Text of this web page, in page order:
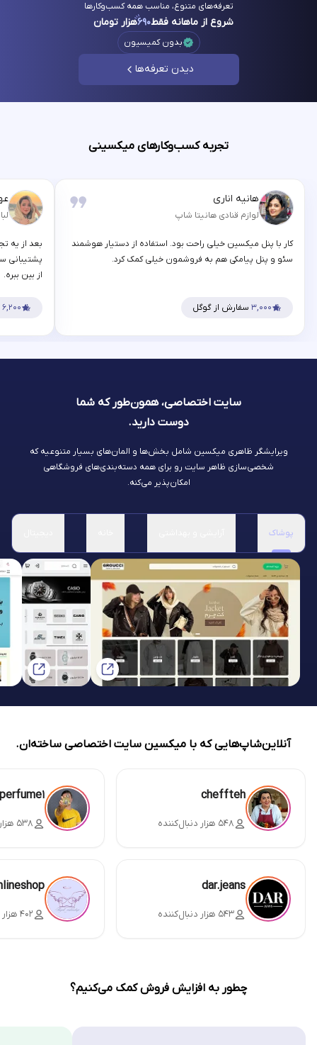
تعرفه‌های متنوع، مناسب همه کسب‌وکارها
شروع از ماهانه فقط۶۹۰هزار تومان
بدون کمیسیون
دیدن تعرفه‌ها
تجربه کسب‌وکارهای میکسینی
هانیه اناری
لوازم قنادی هانیتا شاپ
کار با پنل میکسین خیلی راحت بود. استفاده از دستیار هوشمند
سئو و پنل پیامکی هم به فروشمون خیلی کمک کرد.
۳,۰۰۰ سفارش از گوگل
بعد از یه
پشتیبانی
از بین ببره.
۶,۲۰۰
سایت اختصاصی، همون‌طور که شما
دوست دارید.
ویرایشگر ظاهری میکسین شامل بخش‌ها و المان‌های بسیار متنوعیه که
شخصی‌سازی ظاهر سایت رو برای همه دسته‌بندی‌های فروشگاهی
امکان‌پذیر می‌کنه.
پوشاک
آنلاین‌شاپ‌هایی که با میکسین سایت اختصاصی ساخته‌ان.
cheffteh
۵۴۸ هزار دنبال‌کننده ۵۳۸ هزار دنبال‌کننده
dar.jeans
۵۴۳ هزار دنبال‌کننده ۴۰۲ هزار دنبال‌کننده
چطور به افزایش فروش کمک می‌کنیم؟